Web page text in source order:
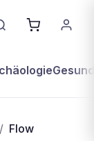
/ Flow